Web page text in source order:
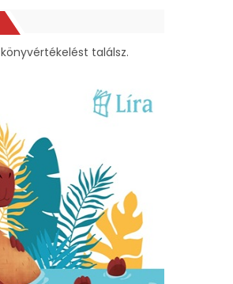
könyvértékelést találsz.